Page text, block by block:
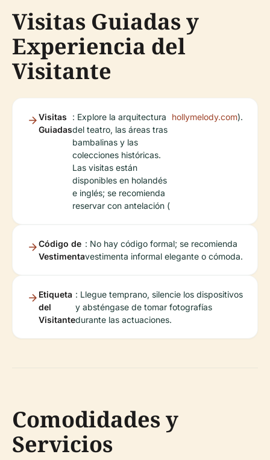
Visitas Guiadas y
Experiencia del
Visitante
Visitas
Guiadas
: Explore la arquitectura
del teatro, las áreas tras
bambalinas y las
colecciones históricas.
Las visitas están
disponibles en holandés
e inglés; se recomienda
reservar con antelación (
hollymelody.com).
Código de
Vestimenta
: No hay código formal; se recomienda
vestimenta informal elegante o cómoda.
Etiqueta
del
Visitante
: Llegue temprano, silencie los dispositivos
y absténgase de tomar fotografías
durante las actuaciones.
Comodidades y
Servicios